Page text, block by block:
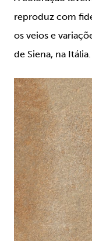
reproduz com
os veios e
de Siena, na Itália.